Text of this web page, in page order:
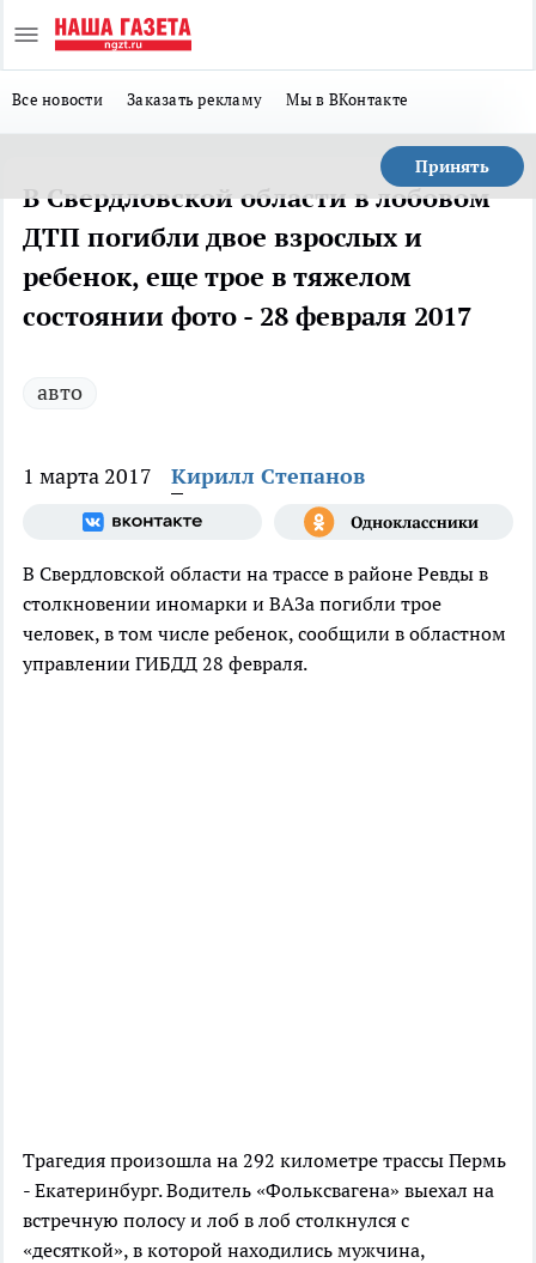
Все новости Заказать рекламу Мы в ВКонтакте
Принять
В Свердловской области в лобовом
ДТП погибли двое взрослых и
ребенок, еще трое в тяжелом
состоянии фото - 28 февраля 2017
авто
1 марта 2017 Кирилл Степанов
В Свердловской области на трассе в районе Ревды в
столкновении иномарки и ВАЗа погибли трое
человек, в том числе ребенок, сообщили в областном
управлении ГИБДД 28 февраля.
Трагедия произошла на 292 километре трассы Пермь
- Екатеринбург. Водитель «Фольксвагена» выехал на
встречную полосу и лоб в лоб столкнулся с
«десяткой», в которой находились мужчина,